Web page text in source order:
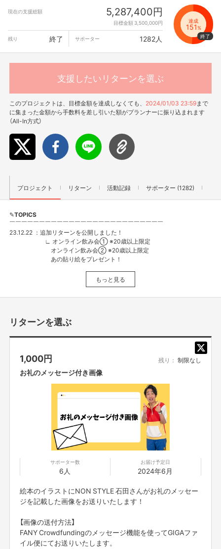
現在の支援総額 5,287,400円
目標金額 3,500,000円 達成
151%
残り
終了 サポーター 1282人
支援したいリターンを選ぶ
このプロジェクトは、目標金額を達成しなくても、 2024/01/03 23:59まで
に集まった金額から手数料を差し引いた額がプランナーに振り込まれます
（All-In方式）
プロジェクト リターン 活動記録 サポーター (1282)
✎TOPICS
￣￣￣￣￣￣￣￣￣￣￣￣￣￣￣￣￣￣￣￣￣￣￣￣￣￣
23.12.22 ：追加リターンを公開しました！
∟ オンライン飲み会① ※20歳以上限定
オンライン飲み会② ※20歳以上限定
あの貼り絵をプレゼント！
【絵本プロジェクト#４】
23.12.4 ：動画更新！ →
23.11.24 ：追加リターンを公開しました！
∟【追加】２ショットチェキ撮影 ＠大阪②
∟【追加】お渡し握手&サイン会（本付き）＠大阪①
∟【追加】お渡し握手&サイン会（本付き）＠大阪②
23.11.18 ：動画更新！ →【絵本プロジェクト#2】
23.11.8 ：【感謝】300万円突破いたしました！
23.11.7 ：【感謝】200万円突破いたしました！
23.11.5 ：【感謝】100万円突破いたしました！
：動画更新！ →【絵本プロジェクト#1】
＿＿＿＿＿＿＿＿＿＿＿＿＿＿＿＿＿＿＿＿＿＿＿＿＿＿
はじめまして！
NON STYLE 石田明クラファン運営スタッフです！
もっと見る
リターンを選ぶ
1,000円 残り： 制限なし
お礼のメッセージ付き画像
サポーター数
6人
お届け予定日
2024年6月
絵本のイラストにNON STYLE 石田さんがお礼のメッセー
ジを記載した画像をお送りいたします！
【画像の送付方法】
FANY Crowdfundingのメッセージ機能を使ってGIGAファ
イル便にてお送りいたします。